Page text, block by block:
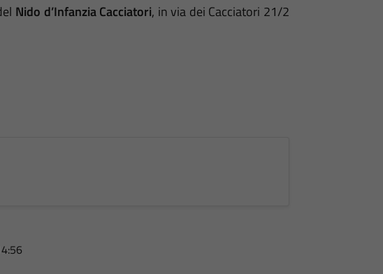
Nido d’Infanzia Cacciatori, in via dei Cacciatori 21/2